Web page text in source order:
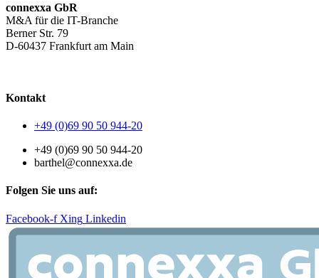
connexxa GbR
M&A für die IT-Branche
Berner Str. 79
D-60437 Frankfurt am Main
Kontakt
+49 (0)69 90 50 944-20
+49 (0)69 90 50 944-20
barthel@connexxa.de
Folgen Sie uns auf:
Facebook-f Xing Linkedin